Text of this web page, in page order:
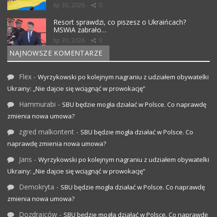
lip 30, 2026 0
Resort sprawdzi, co piszesz o Ukraińcach?
MSWiA zabrało…
lip 30, 2026 0
NAJNOWSZE KOMENTARZE
Flex - Wyrzykowski po kolejnym nagraniu z udziałem obywatelki
Ukrainy: „Nie dajcie się wciągnąć w prowokację”
Hammurabi - SBU będzie mogła działać w Polsce. Co naprawdę
zmienia nowa umowa?
zgred malkontent - SBU będzie mogła działać w Polsce. Co
naprawdę zmienia nowa umowa?
Jans - Wyrzykowski po kolejnym nagraniu z udziałem obywatelki
Ukrainy: „Nie dajcie się wciągnąć w prowokację”
Demokryta - SBU będzie mogła działać w Polsce. Co naprawdę
zmienia nowa umowa?
Dozdrajców - SBU będzie mogła działać w Polsce. Co naprawdę